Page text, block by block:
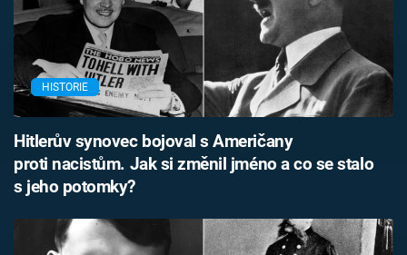
HISTORIE
Hitlerův synovec bojoval s Američany
proti nacistům. Jak si změnil jméno a co se stalo
s jeho potomky?